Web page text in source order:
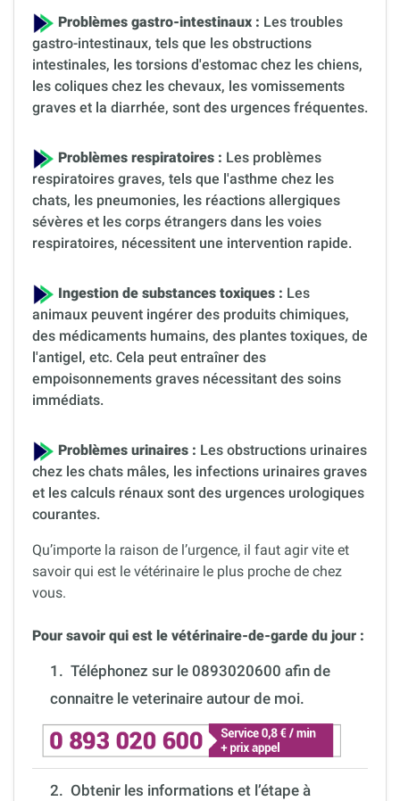
Problèmes gastro-intestinaux : Les troubles
gastro-intestinaux, tels que les obstructions
intestinales, les torsions d'estomac chez les chiens,
les coliques chez les chevaux, les vomissements
graves et la diarrhée, sont des urgences fréquentes.
Problèmes respiratoires : Les problèmes
respiratoires graves, tels que l'asthme chez les
chats, les pneumonies, les réactions allergiques
sévères et les corps étrangers dans les voies
respiratoires, nécessitent une intervention rapide.
Ingestion de substances toxiques : Les
animaux peuvent ingérer des produits chimiques,
des médicaments humains, des plantes toxiques, de
l'antigel, etc. Cela peut entraîner des
empoisonnements graves nécessitant des soins
immédiats.
Problèmes urinaires : Les obstructions urinaires
chez les chats mâles, les infections urinaires graves
et les calculs rénaux sont des urgences urologiques
courantes.
Qu’importe la raison de l’urgence, il faut agir vite et
savoir qui est le vétérinaire le plus proche de chez
vous.
Pour savoir qui est le vétérinaire-de-garde du jour :
1. Téléphonez sur le 0893020600 afin de
connaitre le veterinaire autour de moi.
2. Obtenir les informations et l’étape à